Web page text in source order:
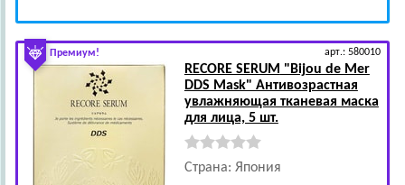
Премиум! арт.: 580010
RECORE SERUM "Bijou de Mer
DDS Mask" Антивозрастная
увлажняющая тканевая маска
для лица, 5 шт.
Страна: Япония